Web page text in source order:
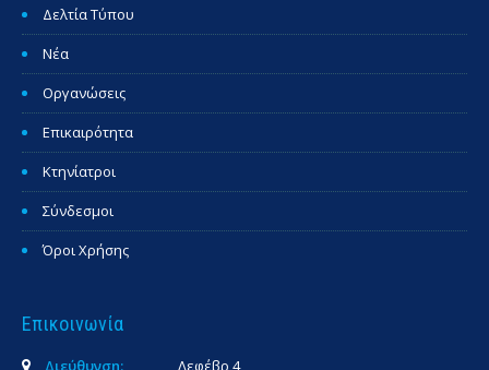
Δελτία Τύπου
Νέα
Οργανώσεις
Επικαιρότητα
Κτηνίατροι
Σύνδεσμοι
Όροι Χρήσης
Επικοινωνία
Διεύθυνση: Λεφέβρ 4